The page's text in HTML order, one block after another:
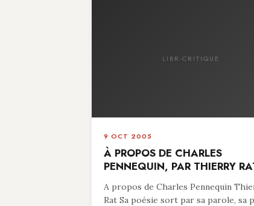
LIBR-CRITIQUE
9 OCT 2005
À PROPOS DE CHARLES
PENNEQUIN, PAR THIERRY
A propos de Charles Pennequin
Rat Sa poésie sort par sa parole, sa